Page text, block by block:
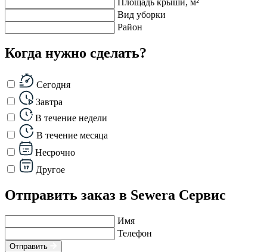
Вид уборки
Район
Когда нужно сделать?
Сегодня
Завтра
В течение недели
В течение месяца
Несрочно
Другое
Отправить заказ в Sewera Сервис
Имя
Телефон
Отправить